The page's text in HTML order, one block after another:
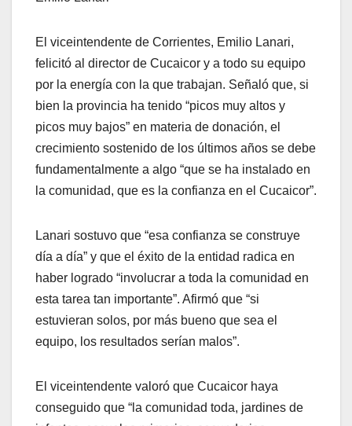
El viceintendente de Corrientes, Emilio Lanari,
felicitó al director de Cucaicor y a todo su equipo
por la energía con la que trabajan. Señaló que, si
bien la provincia ha tenido “picos muy altos y
picos muy bajos” en materia de donación, el
crecimiento sostenido de los últimos años se debe
fundamentalmente a algo “que se ha instalado en
la comunidad, que es la confianza en el Cucaicor”.
Lanari sostuvo que “esa confianza se construye
día a día” y que el éxito de la entidad radica en
haber logrado “involucrar a toda la comunidad en
esta tarea tan importante”. Afirmó que “si
estuvieran solos, por más bueno que sea el
equipo, los resultados serían malos”.
El viceintendente valoró que Cucaicor haya
conseguido que “la comunidad toda, jardines de